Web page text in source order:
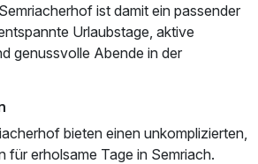
ist damit ein passender
Urlaubstage, aktive
genussvolle Abende in der
bieten einen unkomplizierten,
für erholsame Tage in Semriach.